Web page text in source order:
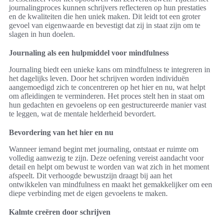
journalingproces kunnen schrijvers reflecteren op hun prestaties
en de kwaliteiten die hen uniek maken. Dit leidt tot een groter
gevoel van eigenwaarde en bevestigt dat zij in staat zijn om te
slagen in hun doelen.
Journaling als een hulpmiddel voor mindfulness
Journaling biedt een unieke kans om mindfulness te integreren in
het dagelijks leven. Door het schrijven worden individuën
aangemoedigd zich te concentreren op het hier en nu, wat helpt
om afleidingen te verminderen. Het proces stelt hen in staat om
hun gedachten en gevoelens op een gestructureerde manier vast
te leggen, wat de mentale helderheid bevordert.
Bevordering van het hier en nu
Wanneer iemand begint met journaling, ontstaat er ruimte om
volledig aanwezig te zijn. Deze oefening vereist aandacht voor
detail en helpt om bewust te worden van wat zich in het moment
afspeelt. Dit verhoogde bewustzijn draagt bij aan het
ontwikkelen van mindfulness en maakt het gemakkelijker om een
diepe verbinding met de eigen gevoelens te maken.
Kalmte creëren door schrijven